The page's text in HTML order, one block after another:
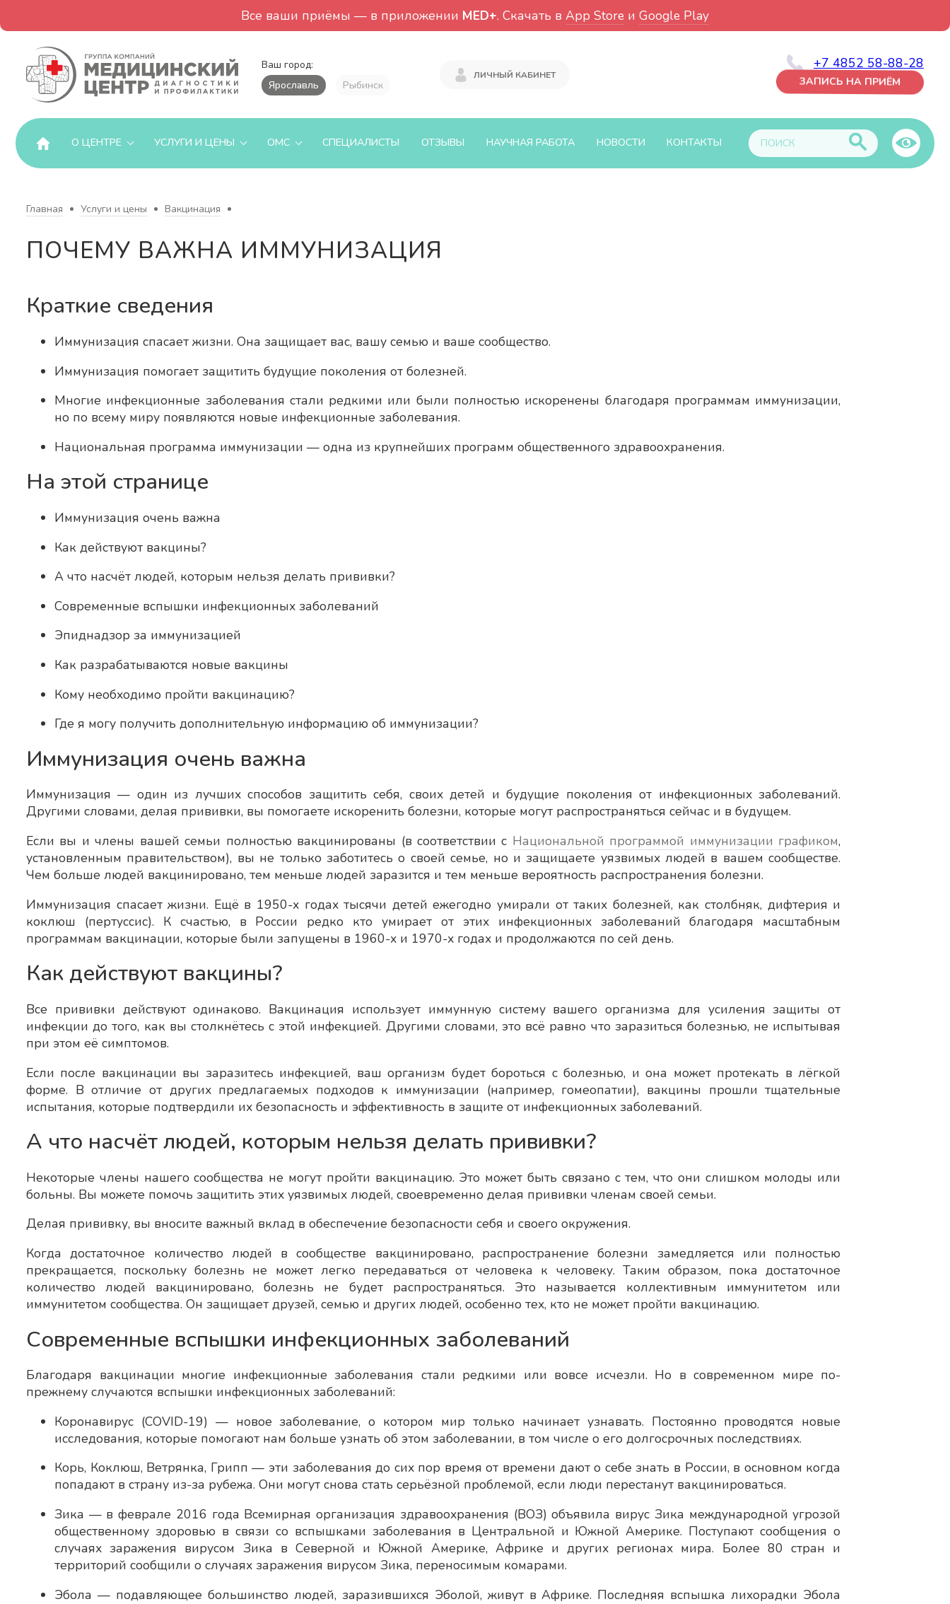
Все ваши приёмы — в приложении MED+. Скачать в App Store и Google Play
Ваш город:
Ярославль
Рыбинск
ЛИЧНЫЙ КАБИНЕТ
+7 4852 58-88-28
ЗАПИСЬ НА ПРИЁМ
О ЦЕНТРЕ УСЛУГИ И ЦЕНЫ ОМС СПЕЦИАЛИСТЫ ОТЗЫВЫ НАУЧНАЯ РАБОТА НОВОСТИ КОНТАКТЫ
Главная Услуги и цены Вакцинация
ПОЧЕМУ ВАЖНА ИММУНИЗАЦИЯ
Краткие сведения
Иммунизация спасает жизни. Она защищает вас, вашу семью и ваше сообщество.
Иммунизация помогает защитить будущие поколения от болезней.
Многие инфекционные заболевания стали редкими или были полностью искоренены благодаря программам иммунизации,
но по всему миру появляются новые инфекционные заболевания.
Национальная программа иммунизации — одна из крупнейших программ общественного здравоохранения.
На этой странице
Иммунизация очень важна
Как действуют вакцины?
А что насчёт людей, которым нельзя делать прививки?
Современные вспышки инфекционных заболеваний
Эпиднадзор за иммунизацией
Как разрабатываются новые вакцины
Кому необходимо пройти вакцинацию?
Где я могу получить дополнительную информацию об иммунизации?
Иммунизация очень важна
Иммунизация — один из лучших способов защитить себя, своих детей и будущие поколения от инфекционных заболеваний.
Другими словами, делая прививки, вы помогаете искоренить болезни, которые могут распространяться сейчас и в будущем.
Если вы и члены вашей семьи полностью вакцинированы (в соответствии с Национальной программой иммунизации графиком,
установленным правительством), вы не только заботитесь о своей семье, но и защищаете уязвимых людей в вашем сообществе.
Чем больше людей вакцинировано, тем меньше людей заразится и тем меньше вероятность распространения болезни.
Иммунизация спасает жизни. Ещё в 1950-х годах тысячи детей ежегодно умирали от таких болезней, как столбняк, дифтерия и
коклюш (пертуссис). К счастью, в России редко кто умирает от этих инфекционных заболеваний благодаря масштабным
программам вакцинации, которые были запущены в 1960-х и 1970-х годах и продолжаются по сей день.
Как действуют вакцины?
Все прививки действуют одинаково. Вакцинация использует иммунную систему вашего организма для усиления защиты от
инфекции до того, как вы столкнётесь с этой инфекцией. Другими словами, это всё равно что заразиться болезнью, не испытывая
при этом её симптомов.
Если после вакцинации вы заразитесь инфекцией, ваш организм будет бороться с болезнью, и она может протекать в лёгкой
форме. В отличие от других предлагаемых подходов к иммунизации (например, гомеопатии), вакцины прошли тщательные
испытания, которые подтвердили их безопасность и эффективность в защите от инфекционных заболеваний.
А что насчёт людей, которым нельзя делать прививки?
Некоторые члены нашего сообщества не могут пройти вакцинацию. Это может быть связано с тем, что они слишком молоды или
больны. Вы можете помочь защитить этих уязвимых людей, своевременно делая прививки членам своей семьи.
Делая прививку, вы вносите важный вклад в обеспечение безопасности себя и своего окружения.
Когда достаточное количество людей в сообществе вакцинировано, распространение болезни замедляется или полностью
прекращается, поскольку болезнь не может легко передаваться от человека к человеку. Таким образом, пока достаточное
количество людей вакцинировано, болезнь не будет распространяться. Это называется коллективным иммунитетом или
иммунитетом сообщества. Он защищает друзей, семью и других людей, особенно тех, кто не может пройти вакцинацию.
Современные вспышки инфекционных заболеваний
Благодаря вакцинации многие инфекционные заболевания стали редкими или вовсе исчезли. Но в современном мире по-
прежнему случаются вспышки инфекционных заболеваний:
Коронавирус (COVID-19) — новое заболевание, о котором мир только начинает узнавать. Постоянно проводятся новые
исследования, которые помогают нам больше узнать об этом заболевании, в том числе о его долгосрочных последствиях.
Корь, Коклюш, Ветрянка, Грипп — эти заболевания до сих пор время от времени дают о себе знать в России, в основном когда
попадают в страну из-за рубежа. Они могут снова стать серьёзной проблемой, если люди перестанут вакцинироваться.
Зика — в феврале 2016 года Всемирная организация здравоохранения (ВОЗ) объявила вирус Зика международной угрозой
общественному здоровью в связи со вспышками заболевания в Центральной и Южной Америке. Поступают сообщения о
случаях заражения вирусом Зика в Северной и Южной Америке, Африке и других регионах мира. Более 80 стран и
территорий сообщили о случаях заражения вирусом Зика, переносимым комарами.
Эбола — подавляющее большинство людей, заразившихся Эболой, живут в Африке. Последняя вспышка лихорадки Эбола